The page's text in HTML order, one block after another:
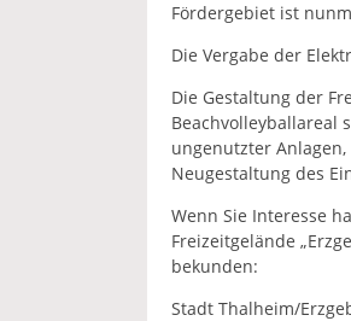
Fördergebiet ist
Die Vergabe der
Die Gestaltung der
Beachvolleyballareal
ungenutzter
Neugestaltung des
Wenn Sie Interesse
Freizeitgelände
bekunden:
Stadt Thalheim/